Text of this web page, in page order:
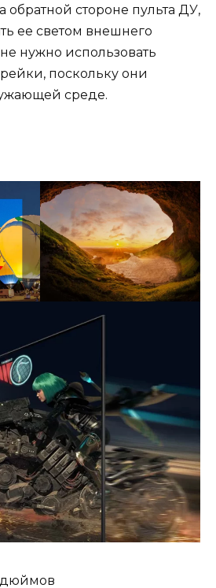
обратной стороне пульта ДУ,
ее светом внешнего
нужно использовать
поскольку они
среде.